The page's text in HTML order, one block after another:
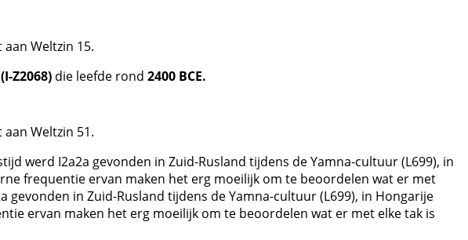
Weltzin 15.
(I-Z2068) die leefde rond 2400 BCE.
Weltzin 51.
werd I2a2a gevonden in Zuid-Rusland tijdens de Yamna-cultuur (L699), in
frequentie ervan maken het erg moeilijk om te beoordelen wat er met
in Zuid-Rusland tijdens de Yamna-cultuur (L699), in Hongarije
ervan maken het erg moeilijk om te beoordelen wat er met elke tak is